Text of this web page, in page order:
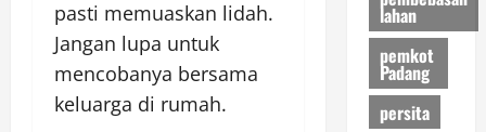
pasti memuaskan lidah.
Jangan lupa untuk
mencobanya bersama
keluarga di rumah.
lahan
pemkot
Padang
persita